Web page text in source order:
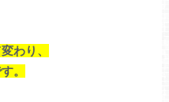
わり、
。